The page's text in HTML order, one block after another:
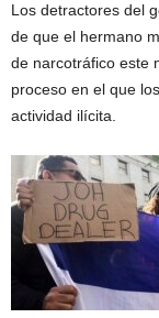
Los detractores del
de que el hermano
de narcotráfico este
proceso en el que
actividad ilícita.